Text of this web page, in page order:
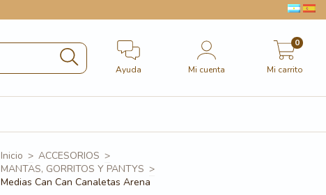
Ayuda Mi cuenta Mi carrito
0
Inicio > ACCESORIOS >
MANTAS, GORRITOS Y PANTYS >
Medias Can Can Canaletas Arena